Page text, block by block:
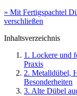
» Mit Fertigspachtel
verschließen
Inhaltsverzeichnis
1. Lockere und
Praxis
2. Metalldübel,
Besonderheiten
3. Alte Dübel